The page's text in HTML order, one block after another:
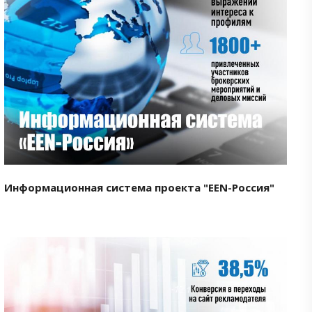
Смотреть проект
Информационная система проекта "EEN-Россия"